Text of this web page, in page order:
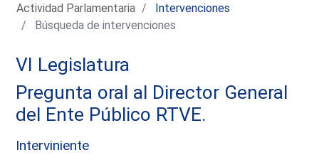
Actividad Parlamentaria
Intervenciones
Búsqueda de intervenciones
VI Legislatura
Pregunta oral al Director General
del Ente Público RTVE.
Interviniente